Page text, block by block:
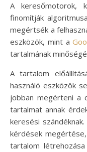
A keresőmotorok,
finomítják
megértsék a
eszközök, mint a
tartalmának
A tartalom
használó eszközök
jobban megérteni a
tartalmat annak
keresési
kérdések
tartalom